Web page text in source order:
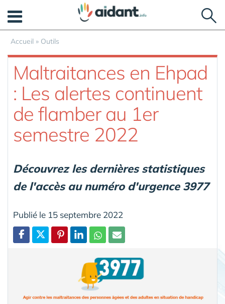
Accueil » Outils
Maltraitances en Ehpad
: Les alertes continuent
de flamber au 1er
semestre 2022
Découvrez les dernières statistiques
de l'accès au numéro d'urgence 3977
Publié le 15 septembre 2022
Panneau de gestion des cookies